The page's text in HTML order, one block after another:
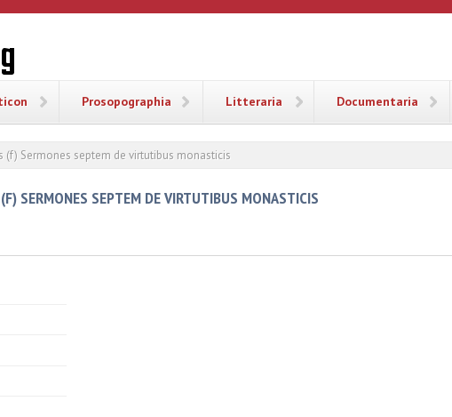
Prosopographia Litteraria Documentaria
(f) Sermones septem de virtutibus monasticis
SERMONES SEPTEM DE VIRTUTIBUS MONASTICIS